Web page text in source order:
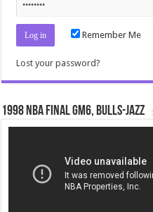
Remember Me
Lost your password?
1998 NBA Final gm6, Bulls-Jazz